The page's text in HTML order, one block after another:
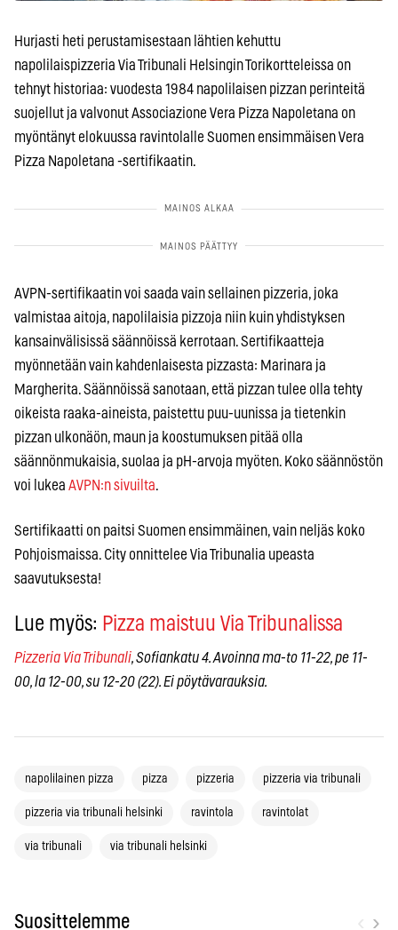
Hurjasti heti perustamisestaan lähtien kehuttu
napolilaispizzeria Via Tribunali Helsingin Torikortteleissa on
tehnyt historiaa: vuodesta 1984 napolilaisen pizzan perinteitä
suojellut ja valvonut Associazione Vera Pizza Napoletana on
myöntänyt elokuussa ravintolalle Suomen ensimmäisen Vera
Pizza Napoletana -sertifikaatin.
AVPN-sertifikaatin voi saada vain sellainen pizzeria, joka
valmistaa aitoja, napolilaisia pizzoja niin kuin yhdistyksen
kansainvälisissä säännöissä kerrotaan. Sertifikaatteja
myönnetään vain kahdenlaisesta pizzasta: Marinara ja
Margherita. Säännöissä sanotaan, että pizzan tulee olla tehty
oikeista raaka-aineista, paistettu puu-uunissa ja tietenkin
pizzan ulkonäön, maun ja koostumuksen pitää olla
säännönmukaisia, suolaa ja pH-arvoja myöten. Koko säännöstön
voi lukea AVPN:n sivuilta.
Sertifikaatti on paitsi Suomen ensimmäinen, vain neljäs koko
Pohjoismaissa. City onnittelee Via Tribunalia upeasta
saavutuksesta!
Lue myös: Pizza maistuu Via Tribunalissa
Pizzeria Via Tribunali, Sofiankatu 4. Avoinna ma-to 11-22, pe 11-
00, la 12-00, su 12-20 (22). Ei pöytävarauksia.
napolilainen pizza pizza pizzeria pizzeria via tribunali
pizzeria via tribunali helsinki ravintola ravintolat
via tribunali via tribunali helsinki
Suosittelemme ›